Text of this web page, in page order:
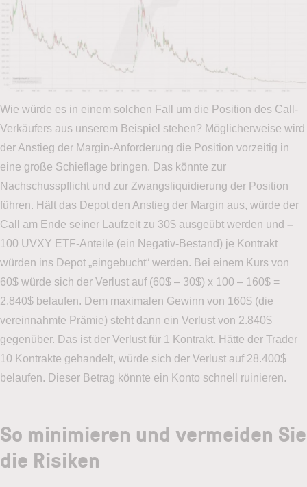
Wie würde es in einem solchen Fall um die Position des Call-
Verkäufers aus unserem Beispiel stehen? Möglicherweise wird
der Anstieg der Margin-Anforderung die Position vorzeitig in
eine große Schieflage bringen. Das könnte zur
Nachschusspflicht und zur Zwangsliquidierung der Position
führen. Hält das Depot den Anstieg der Margin aus, würde der
Call am Ende seiner Laufzeit zu 30$ ausgeübt werden und –
100 UVXY ETF-Anteile (ein Negativ-Bestand) je Kontrakt
würden ins Depot „eingebucht“ werden. Bei einem Kurs von
60$ würde sich der Verlust auf (60$ – 30$) x 100 – 160$ =
2.840$ belaufen. Dem maximalen Gewinn von 160$ (die
vereinnahmte Prämie) steht dann ein Verlust von 2.840$
gegenüber. Das ist der Verlust für 1 Kontrakt. Hätte der Trader
10 Kontrakte gehandelt, würde sich der Verlust auf 28.400$
belaufen. Dieser Betrag könnte ein Konto schnell ruinieren.
So minimieren und vermeiden Sie
die Risiken